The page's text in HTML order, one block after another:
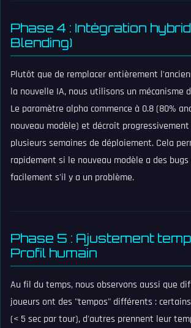
Phase 4 : Intégration
Blending)
Plutôt que de remplacer entièrement
la nouvelle IA, nous utilisons un mécanisme
Le paramètre alpha commence à 0.8 (80%
nouveau modèle) et décroît
plusieurs semaines de déploiement. Cela
rapidement si le nouveau modèle a des
facilement s'il y a un problème.
Phase 5 : Ajustement
Profil humain
Au fil du temps, nous observons aussi que
joueurs ont des "tempos" différents :
(< 5 sec par tour), d'autres prennent leur